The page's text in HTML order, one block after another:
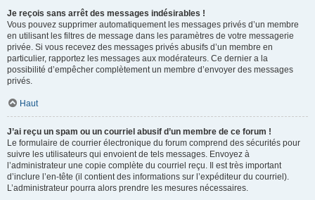
Je reçois sans arrêt des messages indésirables !
Vous pouvez supprimer automatiquement les messages privés d’un membre
en utilisant les filtres de message dans les paramètres de votre messagerie
privée. Si vous recevez des messages privés abusifs d’un membre en
particulier, rapportez les messages aux modérateurs. Ce dernier a la
possibilité d’empêcher complètement un membre d’envoyer des messages
privés.
Haut
J’ai reçu un spam ou un courriel abusif d’un membre de ce forum !
Le formulaire de courrier électronique du forum comprend des sécurités pour
suivre les utilisateurs qui envoient de tels messages. Envoyez à
l’administrateur une copie complète du courriel reçu. Il est très important
d’inclure l’en-tête (il contient des informations sur l’expéditeur du courriel).
L’administrateur pourra alors prendre les mesures nécessaires.